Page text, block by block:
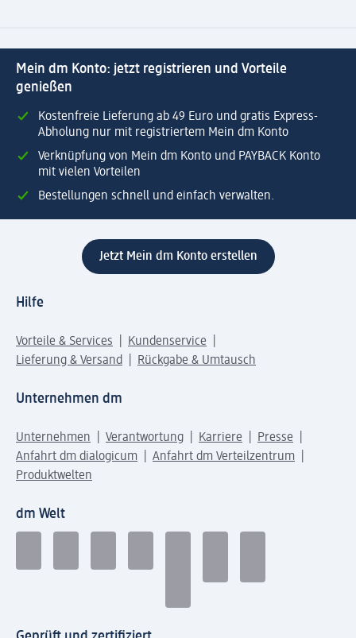
Mein dm Konto: jetzt registrieren und Vorteile
genießen
Kostenfreie Lieferung ab 49 Euro und gratis Express-
Abholung nur mit registriertem Mein dm Konto
Verknüpfung von Mein dm Konto und PAYBACK Konto
mit vielen Vorteilen
Bestellungen schnell und einfach verwalten.
Jetzt Mein dm Konto erstellen
Hilfe
Vorteile & Services
Kundenservice
Lieferung & Versand
Rückgabe & Umtausch
Unternehmen dm
Unternehmen Verantwortung Karriere
Presse
Anfahrt dm dialogicum
Anfahrt dm Verteilzentrum
Produktwelten
dm Welt